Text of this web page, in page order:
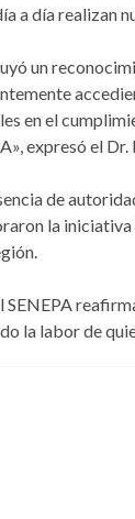
a día realizan
un
en el
expresó el
de
la
SENEPA
la labor de